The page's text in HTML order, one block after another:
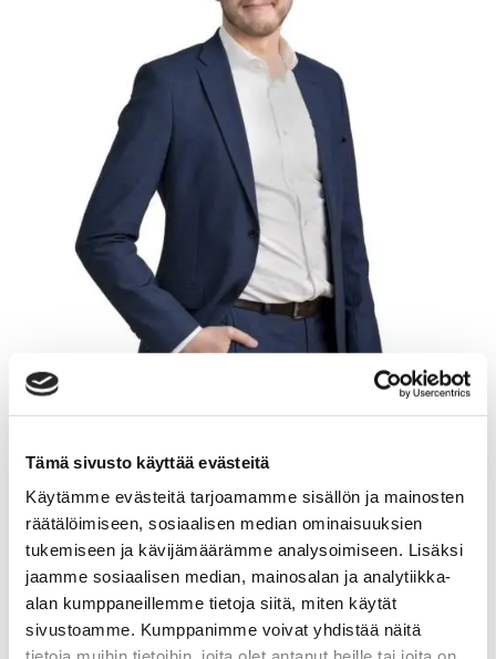
Tämä sivusto käyttää evästeitä
Käytämme evästeitä tarjoamamme sisällön ja mainosten
räätälöimiseen, sosiaalisen median ominaisuuksien
tukemiseen ja kävijämäärämme analysoimiseen. Lisäksi
jaamme sosiaalisen median, mainosalan ja analytiikka-
alan kumppaneillemme tietoja siitä, miten käytät
sivustoamme. Kumppanimme voivat yhdistää näitä
SAKARI STILL
Kiinteistönvälittäjä LKV
Sp-Koti Urbaanit | Asuntohorisontti Oy, 3532645-7
+358 50 550 7249